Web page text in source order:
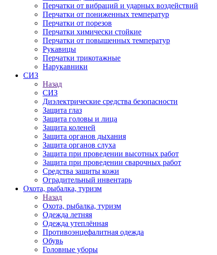
Перчатки от вибраций и ударных воздействий
Перчатки от пониженных температур
Перчатки от порезов
Перчатки химически стойкие
Перчатки от повышенных температур
Рукавицы
Перчатки трикотажные
Нарукавники
СИЗ
Назад
СИЗ
Диэлектрические средства безопасности
Защита глаз
Защита головы и лица
Защита коленей
Защита органов дыхания
Защита органов слуха
Защита при проведении высотных работ
Защита при проведении сварочных работ
Средства защиты кожи
Оградительный инвентарь
Охота, рыбалка, туризм
Назад
Охота, рыбалка, туризм
Одежда летняя
Одежда утеплённая
Противоэнцефалитная одежда
Обувь
Головные уборы